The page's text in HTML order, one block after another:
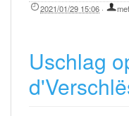
2021/01/29 15:06 ·
Uschlag